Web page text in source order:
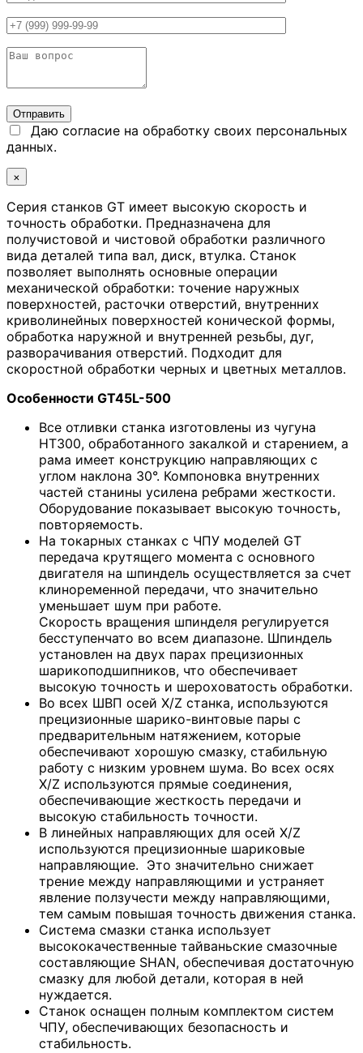
Даю согласие на обработку своих персональных
данных.
×
Серия станков GT имеет высокую скорость и
точность обработки. Предназначена для
получистовой и чистовой обработки различного
вида деталей типа вал, диск, втулка. Станок
позволяет выполнять основные операции
механической обработки: точение наружных
поверхностей, расточки отверстий, внутренних
криволинейных поверхностей конической формы,
обработка наружной и внутренней резьбы, дуг,
разворачивания отверстий. Подходит для
скоростной обработки черных и цветных металлов.
Особенности GT45L-500
Все отливки станка изготовлены из чугуна
HT300, обработанного закалкой и старением, а
рама имеет конструкцию направляющих с
углом наклона 30°. Компоновка внутренних
частей станины усилена ребрами жесткости.
Оборудование показывает высокую точность,
повторяемость.
На токарных станках с ЧПУ моделей GT
передача крутящего момента с основного
двигателя на шпиндель осуществляется за счет
клиноременной передачи, что значительно
уменьшает шум при работе.
Скорость вращения шпинделя регулируется
бесступенчато во всем диапазоне. Шпиндель
установлен на двух парах прецизионных
шарикоподшипников, что обеспечивает
высокую точность и шероховатость обработки.
Во всех ШВП осей X/Z станка, используются
прецизионные шарико-винтовые пары с
предварительным натяжением, которые
обеспечивают хорошую смазку, стабильную
работу с низким уровнем шума. Во всех осях
X/Z используются прямые соединения,
обеспечивающие жесткость передачи и
высокую стабильность точности.
В линейных направляющих для осей X/Z
используются прецизионные шариковые
направляющие. Это значительно снижает
трение между направляющими и устраняет
явление ползучести между направляющими,
тем самым повышая точность движения станка.
Система смазки станка использует
высококачественные тайваньские смазочные
составляющие SHAN, обеспечивая достаточную
смазку для любой детали, которая в ней
нуждается.
Станок оснащен полным комплектом систем
ЧПУ, обеспечивающих безопасность и
стабильность.